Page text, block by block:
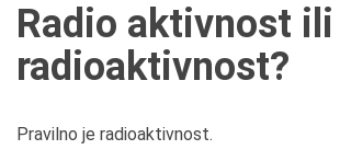
Radio aktivnost ili
radioaktivnost?
Pravilno je radioaktivnost.